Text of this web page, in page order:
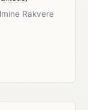
Rakvere